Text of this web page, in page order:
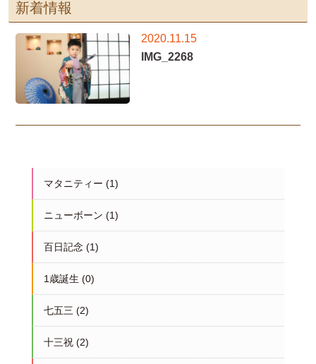
新着情報
2020.11.15
IMG_2268
マタニティー (1)
ニューボーン (1)
百日記念 (1)
1歳誕生 (0)
七五三 (2)
十三祝(2)